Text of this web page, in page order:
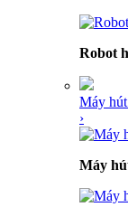
Robot
Máy
›
Máy